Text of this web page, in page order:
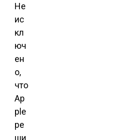
Не
ис
кл
юч
ен
о,
что
Ap
ple
ре
ши